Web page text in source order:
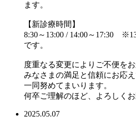
ます。
【新診療時間】
8:30～13:00 / 14:00～17:30
です。
度重なる変更によりご不便を
みなさまの満足と信頼にお応
一同努めてまいります。
何卒ご理解のほど、よろしくお
2025.05.07